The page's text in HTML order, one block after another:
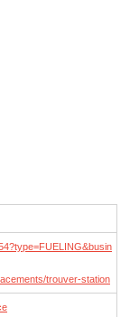
trouver-station